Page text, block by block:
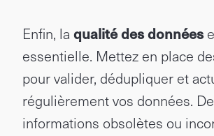
Enfin, la qualité des données
essentielle. Mettez en place
pour valider, dédupliquer et
régulièrement vos données.
informations obsolètes ou